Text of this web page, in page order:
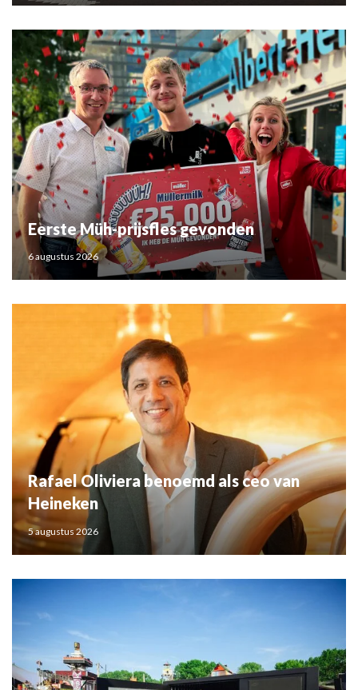
Eerste Müh-prijsfles gevonden
6 augustus 2026
Rafael Oliviera benoemd als ceo van
Heineken
5 augustus 2026